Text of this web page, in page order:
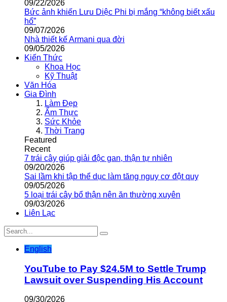
09/22/2026
Bức ảnh khiến Lưu Diệc Phi bị mắng “không biết xấu
hổ”
09/07/2026
Nhà thiết kế Armani qua đời
09/05/2026
Kiến Thức
Khoa Học
Kỹ Thuật
Văn Hóa
Gia Đình
Làm Đẹp
Ẩm Thực
Sức Khỏe
Thời Trang
Featured
Recent
7 trái cây giúp giải độc gan, thận tự nhiên
09/20/2026
Sai lầm khi tập thể dục làm tăng nguy cơ đột quỵ
09/05/2026
5 loại trái cây bổ thận nên ăn thường xuyên
09/03/2026
Liên Lạc
English
YouTube to Pay $24.5M to Settle Trump
Lawsuit over Suspending His Account
09/30/2026